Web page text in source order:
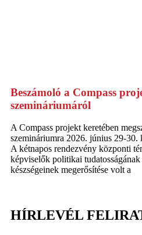
Beszámoló a Compass
szemináriumáról
A Compass projekt keretében
szemináriumra 2026. június 29-30.
A kétnapos rendezvény központi
képviselők politikai
készségeinek megerősítése volt a
HÍRLEVÉL